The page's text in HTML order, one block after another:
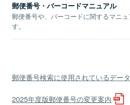
郵便番号・バーコードマニュアル
郵便番号や、バーコードに関するマニ
す。
郵便番号検索に使用されているデー
2025年度版郵便番号の変更案内